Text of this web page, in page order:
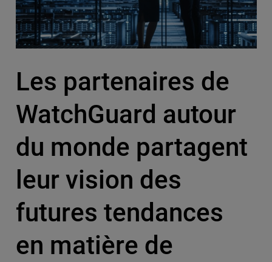
Les partenaires de
WatchGuard autour
du monde partagent
leur vision des
futures tendances
en matière de